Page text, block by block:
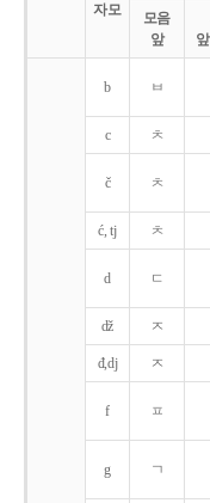
자모
모음
앞
b ㅂ
c ㅊ
č ㅊ
ć, tj ㅊ
d ㄷ
dž ㅈ
đ,dj ㅈ
f ㅍ
g ㄱ